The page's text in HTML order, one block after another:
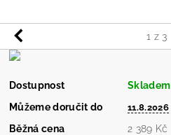
1 z 3
Dostupnost
Skladem
Můžeme doručit do
11.8.2026
Běžná cena
2 389 Kč